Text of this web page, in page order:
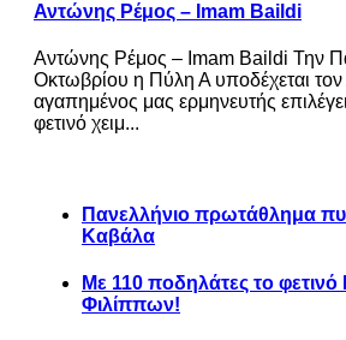
Αντώνης Ρέμος – Imam Baildi
Αντώνης Ρέμος – Imam Baildi Την
Οκτωβρίου η Πύλη Α υποδέχεται
αγαπημένος μας ερμηνευτής
φετινό χειμ...
Πανελλήνιο πρωτάθλημα
Καβάλα
Με 110 ποδηλάτες το
Φιλίππων!